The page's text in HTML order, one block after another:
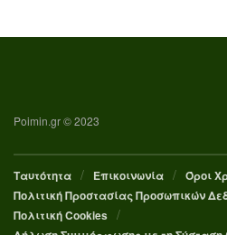
Poimin.gr © 2023
Ταυτότητα Επικοινωνία
Όροι
Πολιτική Προστασίας Προσωπικών
Πολιτική Cookies